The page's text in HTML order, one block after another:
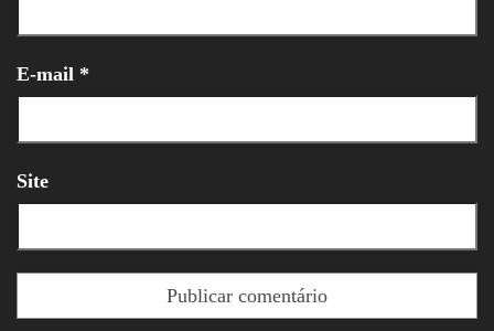
E-mail *
Site